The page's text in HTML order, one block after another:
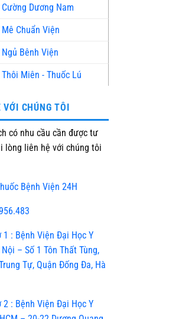
Dương Nam
Chuẩn Viện
Bênh Viện
Miên - Thuốc Lú
VỚI CHÚNG TÔI
có nhu cầu cần được tư
lòng liên hệ với chúng tôi
Bệnh Viện 24H
1 : Bệnh Viện Đại Học Y
– Số 1 Tôn Thất Tùng,
Tự, Quận Đống Đa, Hà
2 : Bệnh Viện Đại Học Y